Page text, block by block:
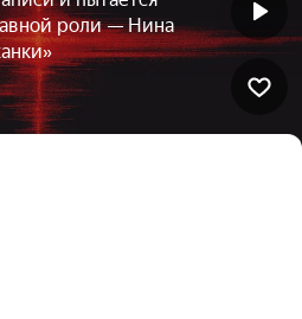
роли — Нина